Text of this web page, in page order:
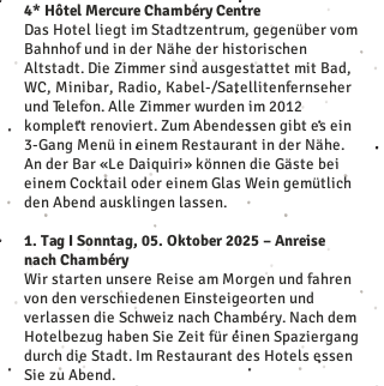
4* Hôtel Mercure Chambéry Centre
Das Hotel liegt im Stadtzentrum, gegenüber vom
Bahnhof und in der Nähe der historischen
Altstadt. Die Zimmer sind ausgestattet mit Bad,
WC, Minibar, Radio, Kabel-/Satellitenfernseher
und Telefon. Alle Zimmer wurden im 2012
komplett renoviert. Zum Abendessen gibt es ein
3-Gang Menü in einem Restaurant in der Nähe.
An der Bar «Le Daiquiri» können die Gäste bei
einem Cocktail oder einem Glas Wein gemütlich
den Abend ausklingen lassen.
1. Tag I Sonntag, 05. Oktober 2025 – Anreise
nach Chambéry
Wir starten unsere Reise am Morgen und fahren
von den verschiedenen Einsteigeorten und
verlassen die Schweiz nach Chambéry. Nach dem
Hotelbezug haben Sie Zeit für einen Spaziergang
durch die Stadt. Im Restaurant des Hotels essen
Sie zu Abend.